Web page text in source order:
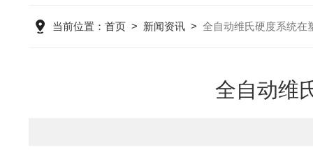
当前位置： 首页> 新闻资讯> 全自动维氏硬度系统在
全自动维